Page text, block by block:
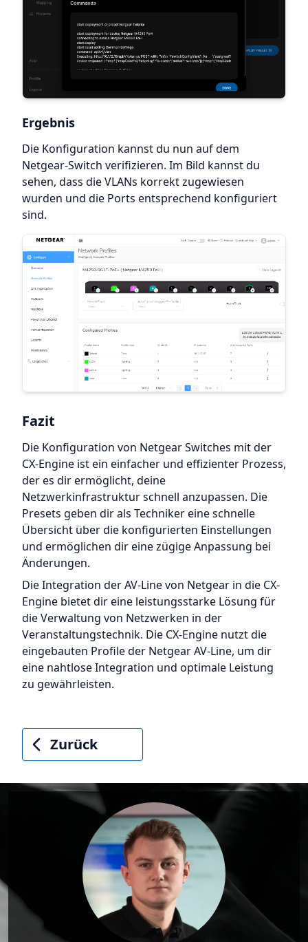
Ergebnis
Die Konfiguration kannst du nun auf dem
Netgear-Switch verifizieren. Im Bild kannst du
sehen, dass die VLANs korrekt zugewiesen
wurden und die Ports entsprechend konfiguriert
sind.
Fazit
Die Konfiguration von Netgear Switches mit der
CX-Engine ist ein einfacher und effizienter Prozess,
der es dir ermöglicht, deine
Netzwerkinfrastruktur schnell anzupassen. Die
Presets geben dir als Techniker eine schnelle
Übersicht über die konfigurierten Einstellungen
und ermöglichen dir eine zügige Anpassung bei
Änderungen.
Die Integration der AV-Line von Netgear in die CX-
Engine bietet dir eine leistungsstarke Lösung für
die Verwaltung von Netzwerken in der
Veranstaltungstechnik. Die CX-Engine nutzt die
eingebauten Profile der Netgear AV-Line, um dir
eine nahtlose Integration und optimale Leistung
zu gewährleisten.
Zurück